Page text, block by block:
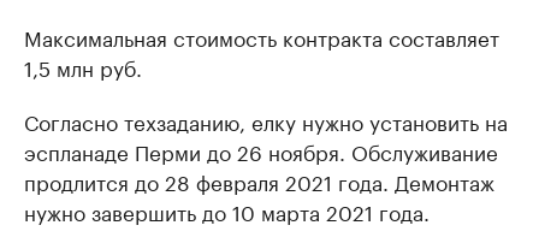
Максимальная стоимость контракта составляет
1,5 млн руб.
Согласно техзаданию, елку нужно установить на
эспланаде Перми до 26 ноября. Обслуживание
продлится до 28 февраля 2021 года. Демонтаж
нужно завершить до 10 марта 2021 года.